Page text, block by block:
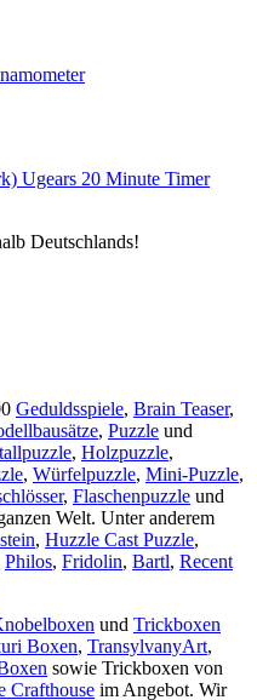
Ugears 20 Minute Timer
Deutschlands!
Geduldsspiele, Brain Teaser,
, Puzzle und
, Holzpuzzle,
, Würfelpuzzle, Mini-Puzzle,
, Flaschenpuzzle und
Welt. Unter anderem
, Huzzle Cast Puzzle,
Philos, Fridolin, Bartl, Recent
und Trickboxen
Boxen, TransylvanyArt,
sowie Trickboxen von
Crafthouse im Angebot. Wir